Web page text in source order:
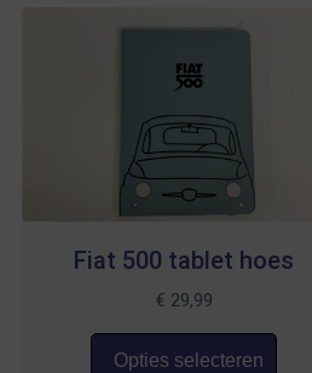
Fiat 500 tablet hoes
€ 29,99
Opties selecteren